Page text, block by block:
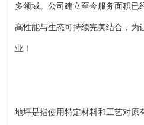
多领域。公司建立至今服务面积已
高性能与生态可持续完美结合，为
业！
地坪是指使用特定材料和工艺对原